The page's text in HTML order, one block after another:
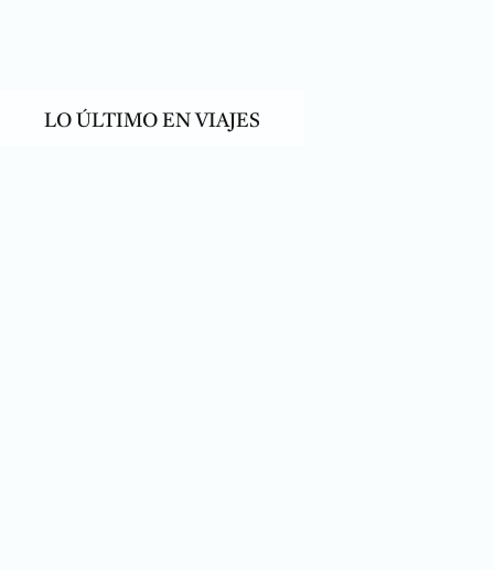
LO ÚLTIMO EN VIAJES